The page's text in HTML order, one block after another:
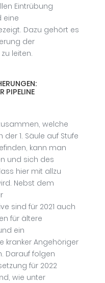
Eintrübung
eine
Dazu gehört es
der
leiten.
PIPELINE
welche
1. Säule auf Stufe
kann man
und sich des
hier mit allzu
Nebst dem
sind für 2021 auch
für ältere
ein
kranker Angehöriger
Darauf folgen
für 2022
wie unter